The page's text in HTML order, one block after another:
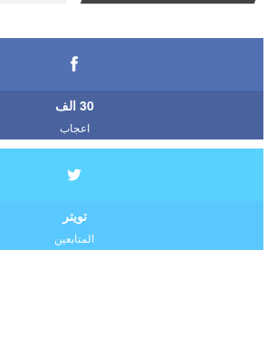
30 الف
اعجاب
تويتر
المتابعين